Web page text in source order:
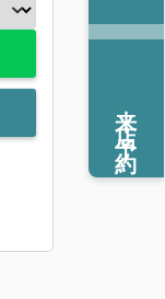
来店予約